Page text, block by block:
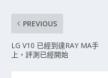
PREVIOUS
LG V10 已經到達RAY MA手
上，評測已經開始